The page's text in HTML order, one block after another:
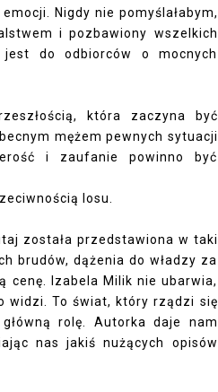
Nigdy nie pomyślałabym,
i pozbawiony wszelkich
jest do odbiorców o mocnych
która zaczyna być
mężem pewnych sytuacji
i zaufanie powinno być
losu.
została przedstawiona w taki
brudów, dążenia do władzy za
cenę. Izabela Milik nie ubarwia,
widzi. To świat, który rządzi się
rolę. Autorka daje nam
nas jakiś nużących opisów